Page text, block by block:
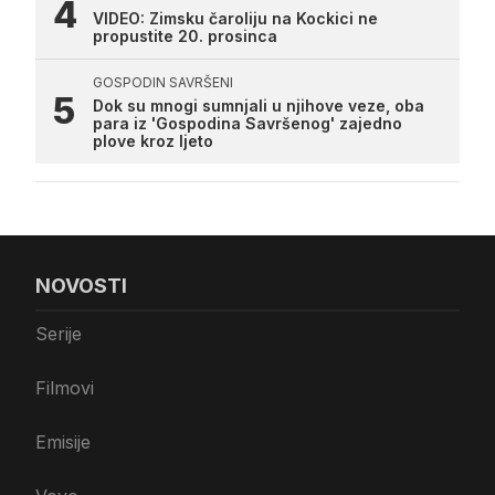
VIDEO: Zimsku čaroliju na Kockici ne
propustite 20. prosinca
GOSPODIN SAVRŠENI
Dok su mnogi sumnjali u njihove veze, oba
para iz 'Gospodina Savršenog' zajedno
plove kroz ljeto
NOVOSTI
Serije
Filmovi
Emisije